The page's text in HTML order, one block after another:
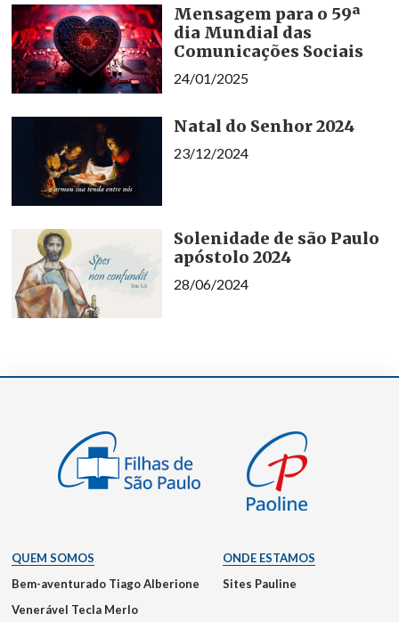
Mensagem para o 59ª
dia Mundial das
Comunicações Sociais
24/01/2025
Natal do Senhor 2024
23/12/2024
Solenidade de são Paulo
apóstolo 2024
28/06/2024
QUEM SOMOS
Bem-aventurado Tiago Alberione
Venerável Tecla Merlo
ONDE ESTAMOS
Sites Pauline